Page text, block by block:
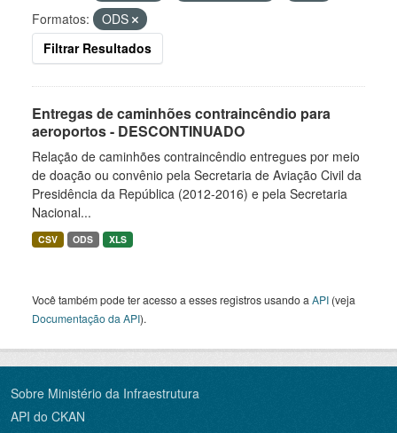
Formatos:
ODS
Filtrar Resultados
Entregas de caminhões contraincêndio para
aeroportos - DESCONTINUADO
Relação de caminhões contraincêndio entregues por meio
de doação ou convênio pela Secretaria de Aviação Civil da
Presidência da República (2012-2016) e pela Secretaria
Nacional...
CSV ODS XLS
Você também pode ter acesso a esses registros usando a API (veja
Documentação da API).
Sobre Ministério da Infraestrutura
API do CKAN